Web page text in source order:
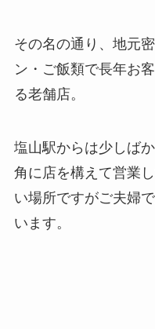
その名の通り、地元
ン・ご飯類で長年お
る老舗店。
塩山駅からは少しば
角に店を構えて営業
い場所ですがご夫婦
います。